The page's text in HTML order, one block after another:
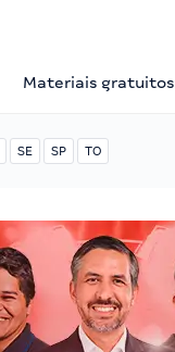
Materiais gratuitos
SE SP TO